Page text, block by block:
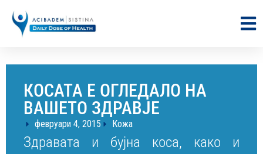
КОСАТА Е ОГЛЕДАЛО НА
ВАШЕТО ЗДРАВЈЕ
февруари 4, 2015 Кожа
Здравата и бујна коса, како и